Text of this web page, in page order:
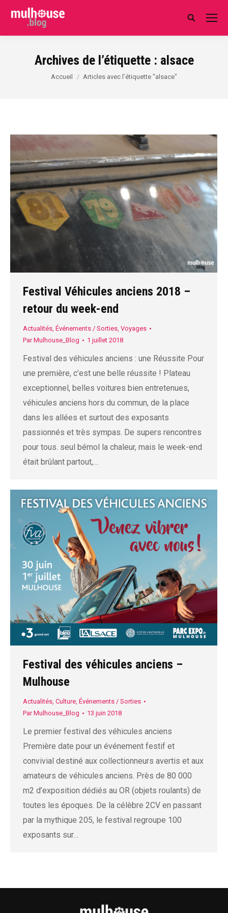
Search:
Archives de l’étiquette : alsace
Vous êtes ici :
Accueil Articles avec l’étiquette "alsace"
Festival Véhicules anciens 2018 –
retour du week-end
Actualités, Événements / Sorties, Voyages
ParMulhouse_Blog 1 juillet 2018
Festival des véhicules anciens : une Réussite Pour
une première, c’est une belle réussite ! Plateau
exceptionnel, belles voitures bien entretenues,
véhicules anciens hors du commun, de la place
dans les allées et surtout des exposants
passionnés et très sympas. De supers rencontres
pour tous. seul bémol la chaleur, mais le week-end
était brûlant partout,…
Festival des véhicules anciens –
Mulhouse
Actualités, Culture, Événements / Sorties
ParMulhouse_Blog 13 juin 2018
Le premier festival des véhicules anciens
Première date pour un événement festif et
convivial destiné aux collectionneurs avertis et aux
amateurs de véhicules anciens. Près de 80 000
m2 d’exposition dédiés au OR (objets roulants) de
toutes les époques. De la célèbre 2CV en passant
par la mythique 205, le festival regroupe 100
exposants sur…